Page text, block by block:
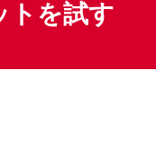
トを試す